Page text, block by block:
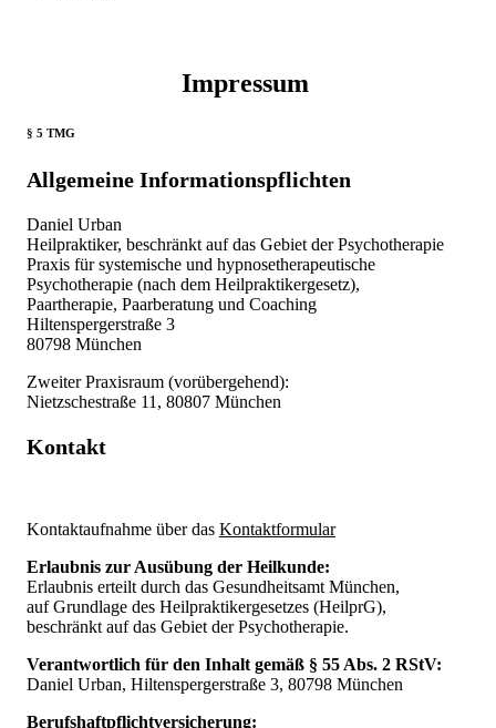
Impressum
§ 5 TMG
Allgemeine Informationspflichten
Daniel Urban
Heilpraktiker, beschränkt auf das Gebiet der Psychotherapie
Praxis für systemische und hypnosetherapeutische
Psychotherapie (nach dem Heilpraktikergesetz),
Paartherapie, Paarberatung und Coaching
Hiltenspergerstraße 3
80798 München
Zweiter Praxisraum (vorübergehend):
Nietzschestraße 11, 80807 München
Kontakt
Kontaktaufnahme über das Kontaktformular
Erlaubnis zur Ausübung der Heilkunde:
Erlaubnis erteilt durch das Gesundheitsamt München,
auf Grundlage des Heilpraktikergesetzes (HeilprG),
beschränkt auf das Gebiet der Psychotherapie.
Verantwortlich für den Inhalt gemäß § 55 Abs. 2 RStV:
Daniel Urban, Hiltenspergerstraße 3, 80798 München
Berufshaftpflichtversicherung: